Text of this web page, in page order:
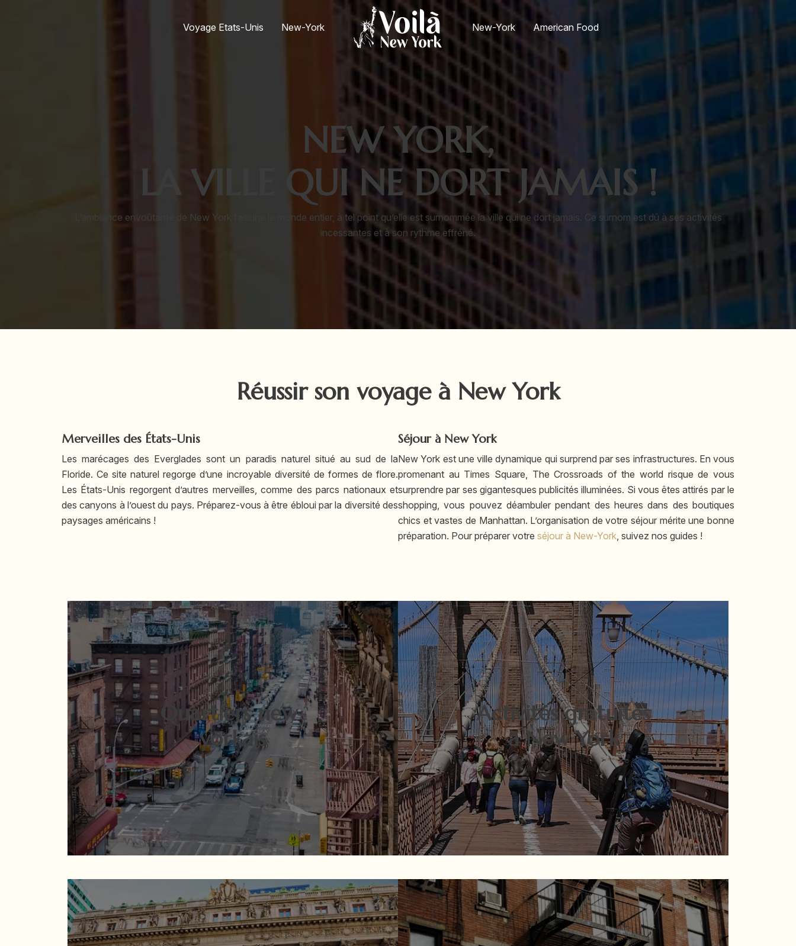
New-York
Voyage Etats-Unis New-York American Food
NEW YORK,
LA VILLE QUI NE DORT JAMAIS !
L’ambiance envoûtante de New York fascine le monde entier, à tel point qu’elle est surnommée la ville qui ne dort jamais. Ce surnom est dû à ses activités
incessantes et à son rythme effréné.
Réussir son voyage à New York
Merveilles des États-Unis
Les marécages des Everglades sont un paradis naturel situé au sud de la
Floride. Ce site naturel regorge d’une incroyable diversité de formes de flore.
Les États-Unis regorgent d’autres merveilles, comme des parcs nationaux et
des canyons à l’ouest du pays. Préparez-vous à être ébloui par la diversité des
paysages américains !
Séjour à New York
New York est une ville dynamique qui surprend par ses infrastructures. En vous
promenant au Times Square, The Crossroads of the world risque de vous
surprendre par ses gigantesques publicités illuminées. Si vous êtes attirés par le
shopping, vous pouvez déambuler pendant des heures dans des boutiques
chics et vastes de Manhattan. L’organisation de votre séjour mérite une bonne
préparation. Pour préparer votre séjour à New-York, suivez nos guides !
Quartiers new-
yorkais
Activités gratuites
à New York